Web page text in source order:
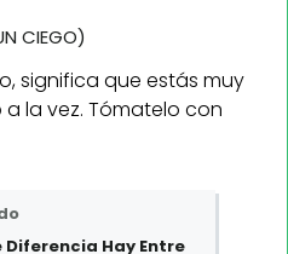
CIEGO)
significa que estás muy
la vez. Tómatelo con
Diferencia Hay Entre